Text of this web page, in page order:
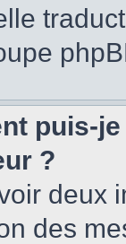
puis-
?
deux
des